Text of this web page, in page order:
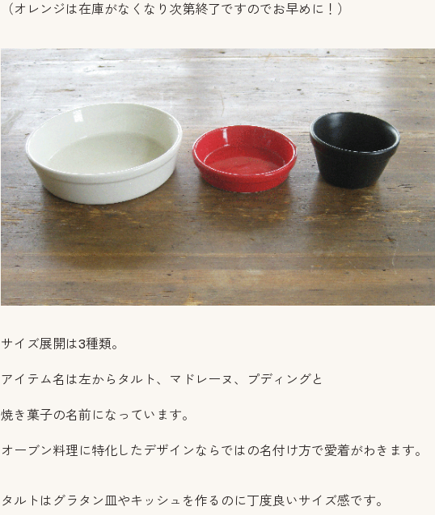
（オレンジは在庫がなくなり次第終了ですのでお早めに！）
サイズ展開は3種類。
アイテム名は左からタルト、マドレーヌ、プディングと
焼き菓子の名前になっています。
オーブン料理に特化したデザインならではの名付け方で愛着がわきます。
タルトはグラタン皿やキッシュを作るのに丁度良いサイズ感です。